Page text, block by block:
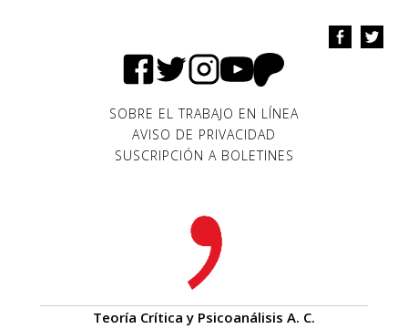
SOBRE EL TRABAJO EN LÍNEA
AVISO DE PRIVACIDAD
SUSCRIPCIÓN A BOLETINES
Teoría Crítica y Psicoanálisis A. C.